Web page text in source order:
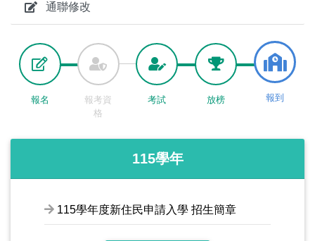
通聯修改
報名
報考資
格
考試 放榜 報到
115學年
115學年度新住民申請入學 招生簡章